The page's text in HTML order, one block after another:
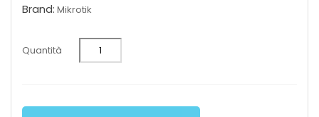
Brand: Mikrotik
Quantità